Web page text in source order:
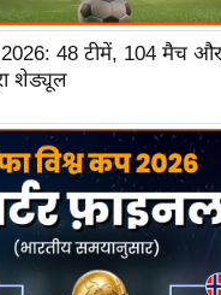
48 टीमें, 104 मैच
शेड्यूल